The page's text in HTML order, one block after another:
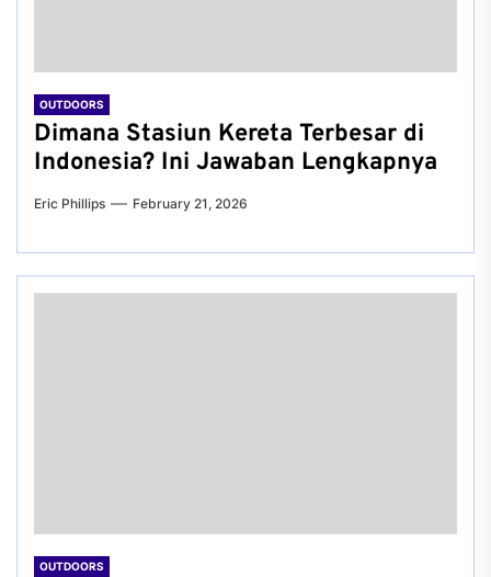
OUTDOORS
Dimana Stasiun Kereta Terbesar di
Indonesia? Ini Jawaban Lengkapnya
Eric Phillips February 21, 2026
OUTDOORS